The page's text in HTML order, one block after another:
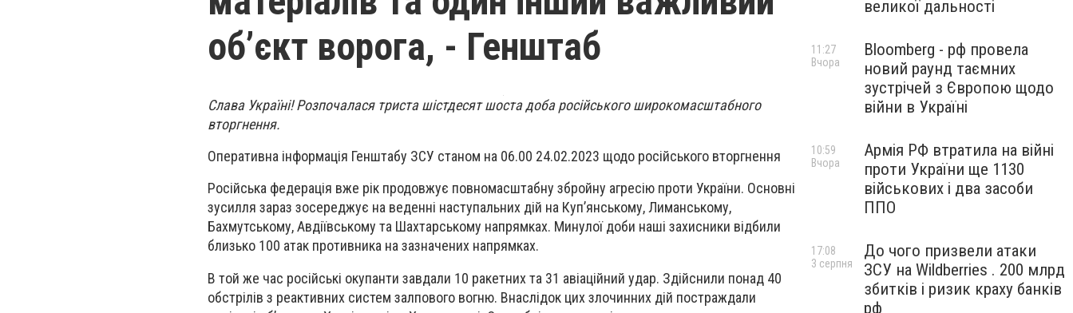
об’єкт ворога, - Генштаб
Слава Україні! Розпочалася триста шістдесят шоста доба російського широкомасштабного
вторгнення.
Оперативна інформація Генштабу ЗСУ станом на 06.00 24.02.2023 щодо російського вторгнення
Російська федерація вже рік продовжує повномасштабну збройну агресію проти України. Основні
зусилля зараз зосереджує на веденні наступальних дій на Куп’янському, Лиманському,
Бахмутському, Авдіївському та Шахтарському напрямках. Минулої доби наші захисники відбили
близько 100 атак противника на зазначених напрямках.
В той же час російські окупанти завдали 10 ракетних та 31 авіаційний удар. Здійснили понад 40
обстрілів з реактивних систем залпового вогню. Внаслідок цих злочинних дій постраждали
великої дальності
Bloomberg - рф провела
новий раунд таємних
зустрічей з Європою щодо
війни в Україні
11:27
Вчора
Армія РФ втратила на війні
проти України ще 1130
військових і два засоби
ППО
10:59
Вчора
До чого призвели атаки
ЗСУ на Wildberries . 200 млрд
збитків і ризик краху банків
рф
17:08
3 серпня